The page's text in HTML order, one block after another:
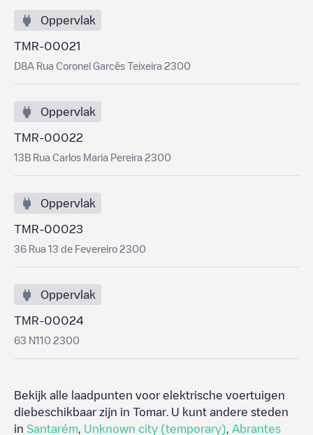
Oppervlak
TMR-00021
D8A Rua Coronel Garcês Teixeira 2300
Oppervlak
TMR-00022
13B Rua Carlos Maria Pereira 2300
Oppervlak
TMR-00023
36 Rua 13 de Fevereiro 2300
Oppervlak
TMR-00024
63 N110 2300
Bekijk alle laadpunten voor elektrische voertuigen
diebeschikbaar zijn in Tomar. U kunt andere steden
in Santarém Unknown city (temporary)
Abrantes